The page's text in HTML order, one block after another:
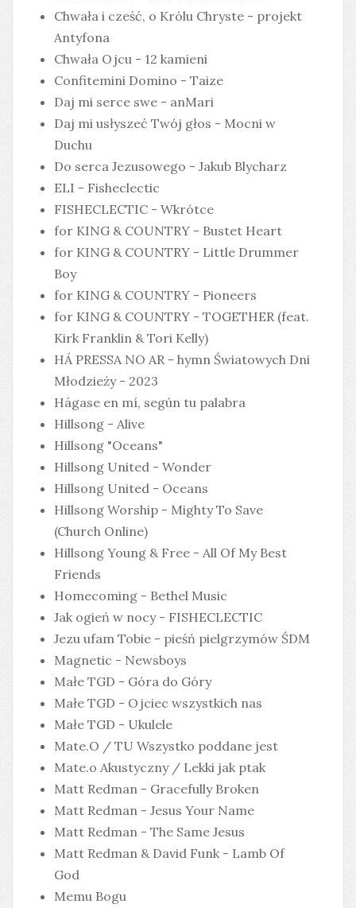
Chwała i cześć, o Królu Chryste - projekt
Antyfona
Chwała Ojcu - 12 kamieni
Confitemini Domino - Taize
Daj mi serce swe - anMari
Daj mi usłyszeć Twój głos - Mocni w
Duchu
Do serca Jezusowego - Jakub Blycharz
ELI - Fisheclectic
FISHECLECTIC - Wkrótce
for KING & COUNTRY - Bustet Heart
for KING & COUNTRY - Little Drummer
Boy
for KING & COUNTRY - Pioneers
for KING & COUNTRY - TOGETHER (feat.
Kirk Franklin & Tori Kelly)
HÁ PRESSA NO AR - hymn Światowych Dni
Młodzieży - 2023
Hágase en mí, según tu palabra
Hillsong - Alive
Hillsong "Oceans"
Hillsong United - Wonder
Hillsong United - Oceans
Hillsong Worship - Mighty To Save
(Church Online)
Hillsong Young & Free - All Of My Best
Friends
Homecoming - Bethel Music
Jak ogień w nocy - FISHECLECTIC
Jezu ufam Tobie - pieśń pielgrzymów ŚDM
Magnetic - Newsboys
Małe TGD - Góra do Góry
Małe TGD - Ojciec wszystkich nas
Małe TGD - Ukulele
Mate.O / TU Wszystko poddane jest
Mate.o Akustyczny / Lekki jak ptak
Matt Redman - Gracefully Broken
Matt Redman - Jesus Your Name
Matt Redman - The Same Jesus
Matt Redman & David Funk - Lamb Of
God
Memu Bogu